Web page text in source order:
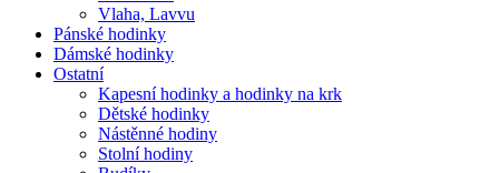
Vlaha, Lavvu
Pánské hodinky
Dámské hodinky
Ostatní
Kapesní hodinky a hodinky na krk
Dětské hodinky
Nástěnné hodiny
Stolní hodiny